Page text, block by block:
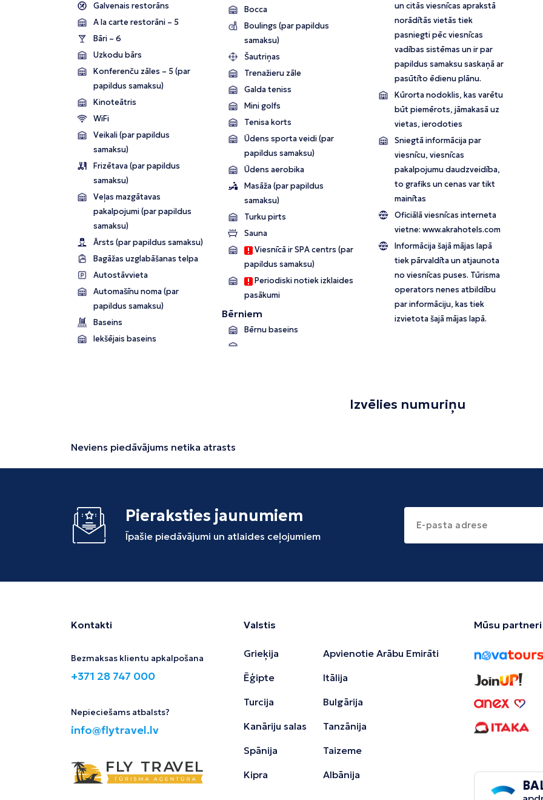
Galvenais restorāns
A la carte restorāni – 5
Bāri – 6
Uzkodu bārs
Konferenču zāles – 5 (par
papildus samaksu)
Kinoteātris
WiFi
Veikali (par papildus
samaksu)
Frizētava (par papildus
samaksu)
Veļas mazgātavas
pakalpojumi (par papildus
samaksu)
Ārsts (par papildus samaksu)
Bagāžas uzglabāšanas telpa
Autostāvvieta
Automašīnu noma (par
papildus samaksu)
Baseins
Iekšējais baseins
Bocca
Boulings (par papildus
samaksu)
Šautriņas
Trenažieru zāle
Galda teniss
Mini golfs
Tenisa korts
Ūdens sporta veidi (par
papildus samaksu)
Ūdens aerobika
Masāža (par papildus
samaksu)
Turku pirts
Sauna
Viesnīcā ir SPA centrs (par
papildus samaksu)
Periodiski notiek izklaides
pasākumi
Bērniem
Bērnu baseins
un citās viesnīcas aprakstā
norādītās vietās tiek
pasniegti pēc viesnīcas
vadības sistēmas un ir par
papildus samaksu saskaņā ar
pasūtīto ēdienu plānu.
Kūrorta nodoklis, kas varētu
būt piemērots, jāmakasā uz
vietas, ierodoties
Sniegtā informācija par
viesnīcu, viesnīcas
pakalpojumu daudzveidība,
to grafiks un cenas var tikt
mainītas
Oficiālā viesnīcas interneta
vietne:www.akrahotels.com
Informācija šajā mājas lapā
tiek pārvaldīta un atjaunota
no viesnīcas puses. Tūrisma
operators nenes atbildību
par informāciju, kas tiek
izvietota šajā mājas lapā.
Izvēlies numuriņu
Neviens piedāvājums netika atrasts
Pieraksties jaunumiem
Īpašie piedāvājumi un atlaides ceļojumiem
Kontakti
Bezmaksas klientu apkalpošana
+371 28 747 000
Nepieciešams atbalsts?
info@flytravel.lv
Valstis
Grieķija
Ēģipte
Turcija
Kanāriju salas
Spānija
Kipra
Apvienotie Arābu Emirāti
Itālija
Bulgārija
Tanzānija
Taizeme
Albānija
Mūsu partneri